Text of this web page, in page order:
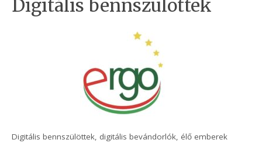
Digitális bennszülöttek
Digitális bennszülöttek, digitális bevándorlók, élő emberek